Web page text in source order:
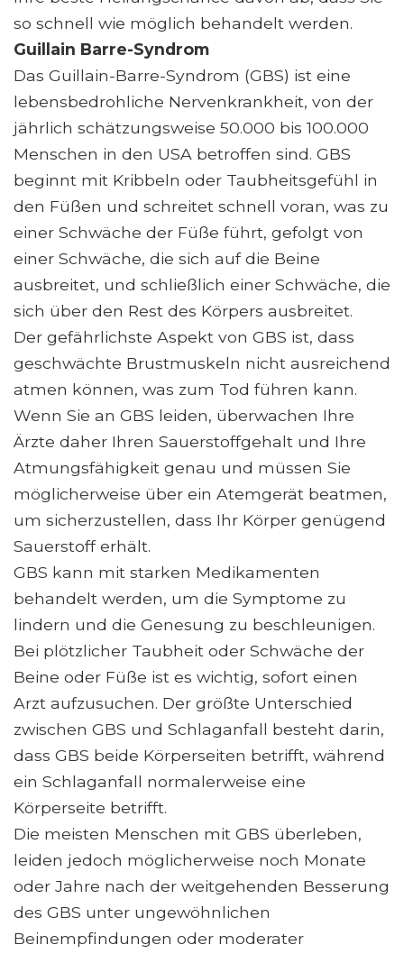
so schnell wie möglich behandelt werden.
Guillain Barre-Syndrom
Das Guillain-Barre-Syndrom (GBS) ist eine
lebensbedrohliche Nervenkrankheit, von der
jährlich schätzungsweise 50.000 bis 100.000
Menschen in den USA betroffen sind. GBS
beginnt mit Kribbeln oder Taubheitsgefühl in
den Füßen und schreitet schnell voran, was zu
einer Schwäche der Füße führt, gefolgt von
einer Schwäche, die sich auf die Beine
ausbreitet, und schließlich einer Schwäche, die
sich über den Rest des Körpers ausbreitet.
Der gefährlichste Aspekt von GBS ist, dass
geschwächte Brustmuskeln nicht ausreichend
atmen können, was zum Tod führen kann.
Wenn Sie an GBS leiden, überwachen Ihre
Ärzte daher Ihren Sauerstoffgehalt und Ihre
Atmungsfähigkeit genau und müssen Sie
möglicherweise über ein Atemgerät beatmen,
um sicherzustellen, dass Ihr Körper genügend
Sauerstoff erhält.
GBS kann mit starken Medikamenten
behandelt werden, um die Symptome zu
lindern und die Genesung zu beschleunigen.
Bei plötzlicher Taubheit oder Schwäche der
Beine oder Füße ist es wichtig, sofort einen
Arzt aufzusuchen. Der größte Unterschied
zwischen GBS und Schlaganfall besteht darin,
dass GBS beide Körperseiten betrifft, während
ein Schlaganfall normalerweise eine
Körperseite betrifft.
Die meisten Menschen mit GBS überleben,
leiden jedoch möglicherweise noch Monate
oder Jahre nach der weitgehenden Besserung
des GBS unter ungewöhnlichen
Beinempfindungen oder moderater